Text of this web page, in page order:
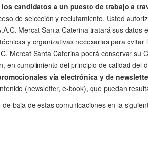
candidatos a un puesto de trabajo a
de selección y reclutamiento. Usted
Mercat Santa Caterina tratará sus
y organizativas necesarias para
Mercat Santa Caterina podrá conservar
en cumplimiento del principio de calidad del
vía electrónica y de
(newsletter, e-book), que puedan
baja de estas comunicaciones en la